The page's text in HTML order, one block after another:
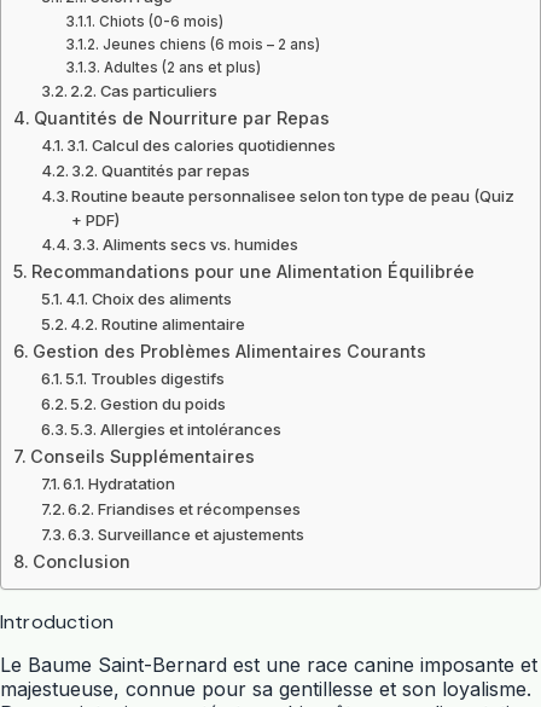
Chiots (0-6 mois)
Jeunes chiens (6 mois – 2 ans)
Adultes (2 ans et plus)
2.2. Cas particuliers
Quantités de Nourriture par Repas
3.1. Calcul des calories quotidiennes
3.2. Quantités par repas
Routine beaute personnalisee selon ton type de peau (Quiz
+ PDF)
3.3. Aliments secs vs. humides
Recommandations pour une Alimentation Équilibrée
4.1. Choix des aliments
4.2. Routine alimentaire
Gestion des Problèmes Alimentaires Courants
5.1. Troubles digestifs
5.2. Gestion du poids
5.3. Allergies et intolérances
Conseils Supplémentaires
6.1. Hydratation
6.2. Friandises et récompenses
6.3. Surveillance et ajustements
Conclusion
Introduction
Le Baume Saint-Bernard est une race canine imposante et
majestueuse, connue pour sa gentillesse et son loyalisme.